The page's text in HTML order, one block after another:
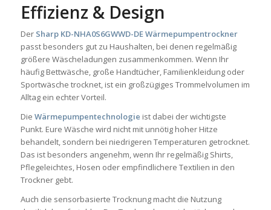
Effizienz & Design
Der Sharp KD-NHA0S6GWWD-DE Wärmepumpentrockner
passt besonders gut zu Haushalten, bei denen regelmäßig
größere Wäscheladungen zusammenkommen. Wenn Ihr
häufig Bettwäsche, große Handtücher, Familienkleidung oder
Sportwäsche trocknet, ist ein großzügiges Trommelvolumen im
Alltag ein echter Vorteil.
Die Wärmepumpentechnologie ist dabei der wichtigste
Punkt. Eure Wäsche wird nicht mit unnötig hoher Hitze
behandelt, sondern bei niedrigeren Temperaturen getrocknet.
Das ist besonders angenehm, wenn Ihr regelmäßig Shirts,
Pflegeleichtes, Hosen oder empfindlichere Textilien in den
Trockner gebt.
Auch die sensorbasierte Trocknung macht die Nutzung